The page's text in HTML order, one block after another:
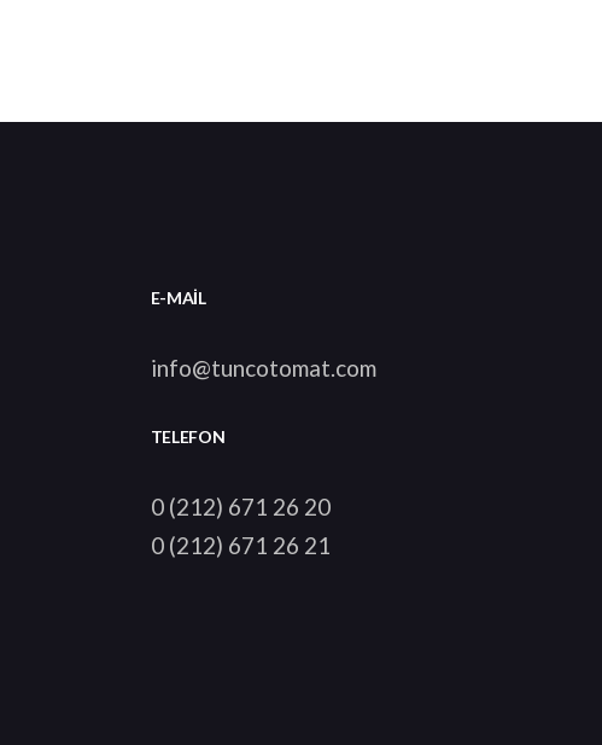
E-MAİL
info@tuncotomat.com
TELEFON
0 (212) 671 26 20
0 (212) 671 26 21